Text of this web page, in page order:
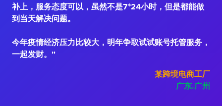
补上，服务态度可以，虽然不是7*24小时，但是都能做
到当天解决问题。
今年疫情经济压力比较大，明年争取试试账号托管服务，
一起发财。"
某跨境电商工厂
广东.广州